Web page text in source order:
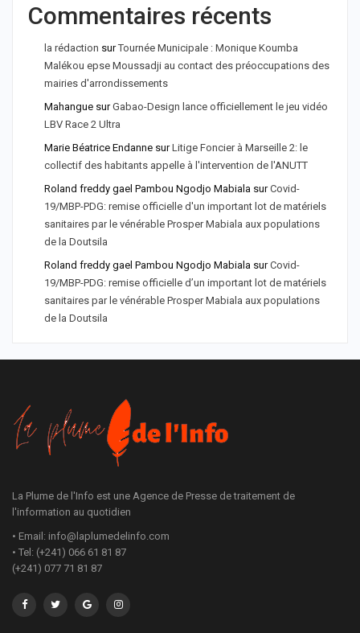
Commentaires récents
la rédaction surTournée Municipale : Monique Koumba
Malékou epse Moussadji au contact des préoccupations des
mairies d'arrondissements
Mahangue surGabao-Design lance officiellement le jeu vidéo
LBV Race 2 Ultra
Marie Béatrice Endanne surLitige Foncier à Marseille 2: le
collectif des habitants appelle à l'intervention de l'ANUTT
Roland freddy gael Pambou Ngodjo Mabiala surCovid-
19/MBP-PDG: remise officielle d'un important lot de matériels
sanitaires par le vénérable Prosper Mabiala aux populations
de la Doutsila
Roland freddy gael Pambou Ngodjo Mabiala surCovid-
19/MBP-PDG: remise officielle d’un important lot de matériels
sanitaires par le vénérable Prosper Mabiala aux populations
de la Doutsila
La Plume de l'Info est une Agence de Presse de traitement de
l'information au quotidien
• Email: info@laplumedelinfo.com
• Tel: (+241) 066 61 81 87
(+241) 077 71 81 87